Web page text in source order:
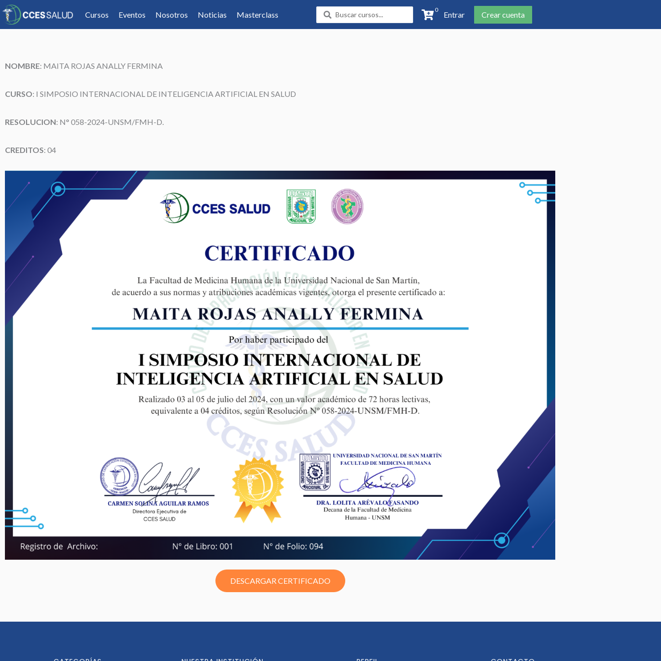
Cursos Eventos Nosotros Noticias Masterclass
Search
...
0
Entrar Crear cuenta
NOMBRE: MAITA ROJAS ANALLY FERMINA
CURSO: I SIMPOSIO INTERNACIONAL DE INTELIGENCIA ARTIFICIAL EN SALUD
RESOLUCION: N° 058-2024-UNSM/FMH-D.
CREDITOS: 04
DESCARGAR CERTIFICADO